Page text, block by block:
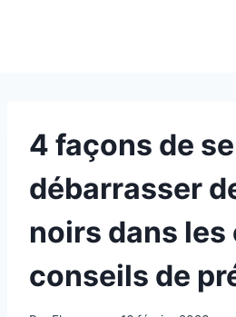
4 façons de se
débarrasser
noirs dans
conseils de